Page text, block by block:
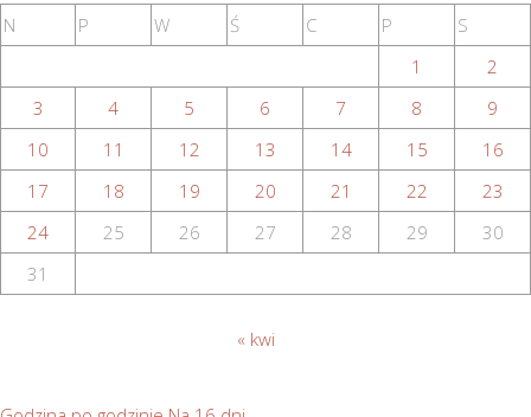
N
P W Ś C P
S
1
2
3
4 5 6 7 8
9
10
11 12 13 14 15
16
17
18 19 20 21 22
23
24
25 26 27 28 29
30
31
« kwi